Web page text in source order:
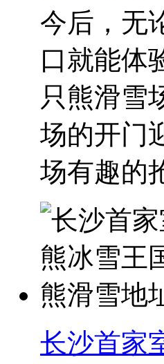
今后，无
口就能体
只熊滑雪
场的开门
场有趣的
长沙首家